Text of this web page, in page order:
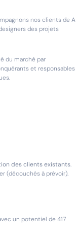
nos clients de A
des projets
du marché par
et responsables
des clientsexistants.
(découchés à prévoir).
un potentiel de 417